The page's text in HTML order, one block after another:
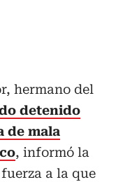
hermano del
detenido
de mala
, informó la
a la que